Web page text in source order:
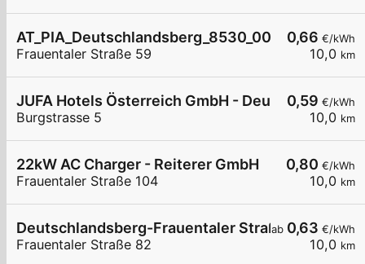
0,66 €/kWh
10,0 km
AT_PIA_Deutschlandsberg_8530_001 öffentlich
Frauentaler Straße 59
0,59 €/kWh
10,0 km
JUFA Hotels Österreich GmbH -
Burgstrasse 5
0,80 €/kWh
10,0 km
22kW AC Charger - Reiterer GmbH
Frauentaler Straße 104
ab 0,63 €/kWh
10,0 km
Deutschlandsberg-Frauentaler Straße 82
Frauentaler Straße 82